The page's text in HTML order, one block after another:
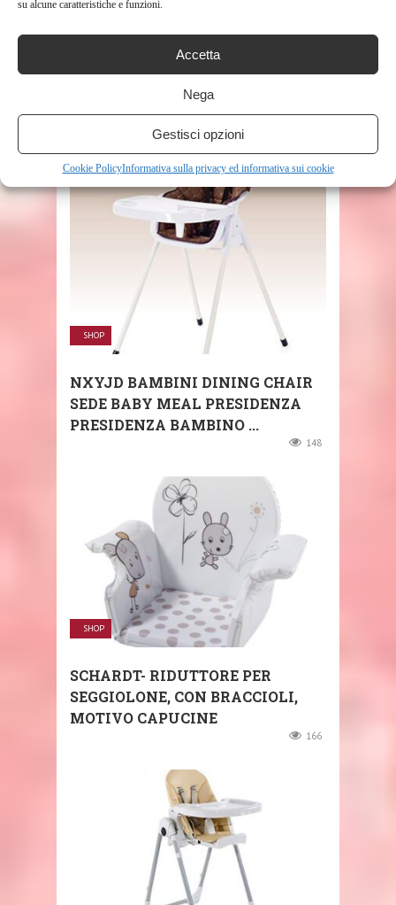
su alcune caratteristiche e funzioni.
Accetta
Nega
Gestisci opzioni
Cookie PolicyInformativa sulla privacy ed informativa sui cookie
SHARE THIS POST
RELATED POSTS
SHOP
NXYJD BAMBINI DINING CHAIR
SEDE BABY MEAL PRESIDENZA
PRESIDENZA BAMBINO ...
148
SHOP
SCHARDT- RIDUTTORE PER
SEGGIOLONE, CON BRACCIOLI,
MOTIVO CAPUCINE
166